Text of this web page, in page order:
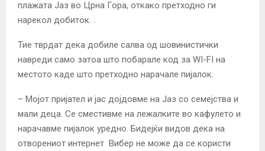
плажата Јаз во Црна Гора, откако претходно ги
нарекол добиток. .
Тие тврдат дека добиле салва од шовинистички
навреди само затоа што побарале код за WI-FI на
местото каде што претходно нарачале пијалок.
– Мојот пријател и јас дојдовме на Јаз со семејства и
мали деца. Се сместивме на лежалките во кафулето и
нарачавме пијалок уредно. Бидејќи видов дека на
отворениот интернет Вибер не може да се користи